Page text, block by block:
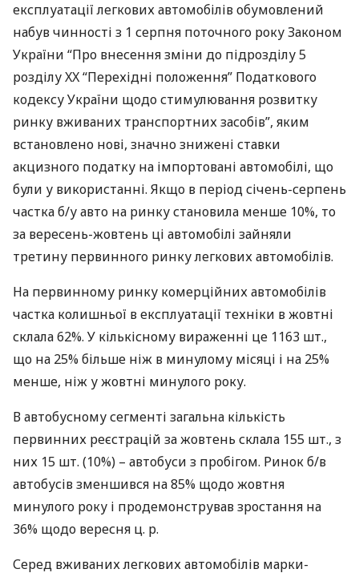
експлуатації легкових автомобілів обумовлений
набув чинності з 1 серпня поточного року Законом
України “Про внесення зміни до підрозділу 5
розділу XX “Перехідні положення” Податкового
кодексу України щодо стимулювання розвитку
ринку вживаних транспортних засобів”, яким
встановлено нові, значно знижені ставки
акцизного податку на імпортовані автомобілі, що
були у використанні. Якщо в період січень-серпень
частка б/у авто на ринку становила менше 10%, то
за вересень-жовтень ці автомобілі зайняли
третину первинного ринку легкових автомобілів.
На первинному ринку комерційних автомобілів
частка колишньої в експлуатації техніки в жовтні
склала 62%. У кількісному вираженні це 1163 шт.,
що на 25% більше ніж в минулому місяці і на 25%
менше, ніж у жовтні минулого року.
В автобусному сегменті загальна кількість
первинних реєстрацій за жовтень склала 155 шт., з
них 15 шт. (10%) – автобуси з пробігом. Ринок б/в
автобусів зменшився на 85% щодо жовтня
минулого року і продемонстрував зростання на
36% щодо вересня ц. р.
Серед вживаних легкових автомобілів марки-